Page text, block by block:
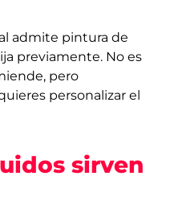
admite pintura de
previamente. No es
pero
personalizar el
sirven